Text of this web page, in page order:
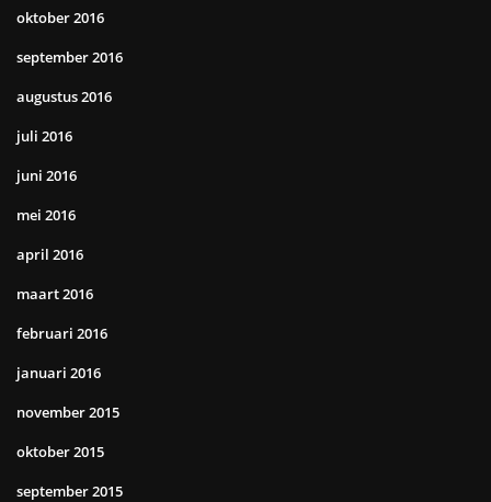
oktober 2016
september 2016
augustus 2016
juli 2016
juni 2016
mei 2016
april 2016
maart 2016
februari 2016
januari 2016
november 2015
oktober 2015
september 2015